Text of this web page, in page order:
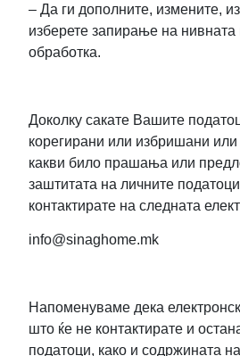
– Да ги дополните, измените,
изберете запирање на
обработка.
Доколку сакате Вашите
корегирани или избришани или
какви било прашања или
заштитата на личните
контактирате на следната
info@sinaghome.mk
Напоменуваме дека
што ќе не контактирате и
податоци, како и содржината